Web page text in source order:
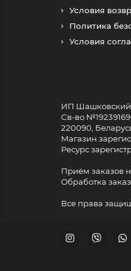
Условия
Политика
Условия
ИП Шашковский
Св-во
220090,
Магазин
Ресурс
Приём заказов
Обработка
Все права